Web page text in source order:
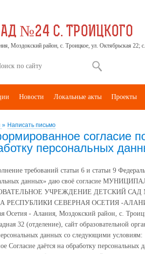
» Написать письмо
согласие
персональных
требований статьи 6 и статьи 9
данных» даю своё согласие
УЧРЕЖДЕНИЕ ДЕТСКИЙ
РЕСПУБЛИКИ СЕВЕРНАЯ ОСЕТИЯ -АЛАНИЯ
Осетия - Алания, Моздокский район, с.
32 (отделение), сайт образовательной
данных со следующими условиям:
Согласие даётся на обработку персональных
№24 С. ТРОИЦКОГО
Моздокский район, с. Троицкое, ул. Октябрьская 22;
Новости Локальные акты Проекты